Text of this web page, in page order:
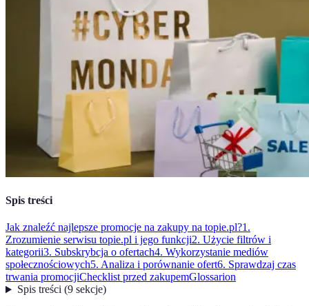
Spis treści
Jak znaleźć najlepsze promocje na zakupy na topie.pl?1.
Zrozumienie serwisu topie.pl i jego funkcji2. Użycie filtrów i
kategorii3. Subskrybcja o ofertach4. Wykorzystanie mediów
społecznościowych5. Analiza i porównanie ofert6. Sprawdzaj czas
trwania promocjiChecklist przed zakupemGlossarion
Spis treści(9 sekcje)